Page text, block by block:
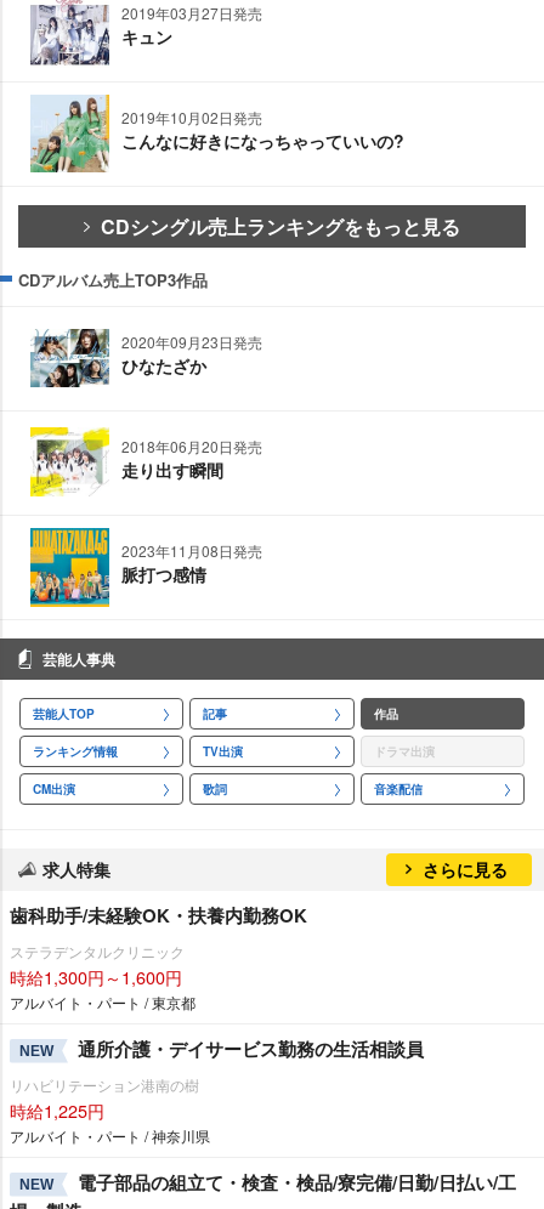
2019年03月27日発売
キュン
2019年10月02日発売
こんなに好きになっちゃっていいの?
CDシングル売上ランキングをもっと見る
CDアルバム売上TOP3作品
2020年09月23日発売
ひなたざか
2018年06月20日発売
走り出す瞬間
2023年11月08日発売
脈打つ感情
芸能人事典
芸能人TOP 記事 作品
ランキング情報 TV出演 ドラマ出演
CM出演 歌詞 音楽配信
求人特集 さらに見る
歯科助手/未経験OK・扶養内勤務OK
ステラデンタルクリニック
時給1,300円～1,600円
アルバイト・パート / 東京都
NEW 通所介護・デイサービス勤務の生活相談員
リハビリテーション港南の樹
時給1,225円
アルバイト・パート / 神奈川県
NEW
電子部品の組立て・検査・検品/寮完備/日勤/日払い/工